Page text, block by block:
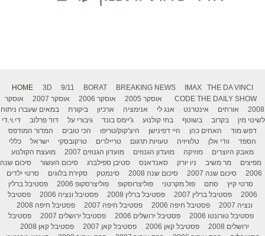
HOME 3D 9/11 BORAT BREAKING NEWS IMAX
THE DA VINCI
CODE THE DAILY SHOW אוסקר 2005 אוסקר 2006 אוסקר 2007
אוסקר
2008
אורחים אינטרנט אנג לי אנימציה ארכיון ביקורת
במאים שעברו ניתוח
לשינוי מין
בקרוב בשוטף בתי קולנוע ג'יימס בונד גיבורי על דוד פרלוב
די.וי.די
דפש מוד
האחים כהן היי דפינישן היצ'קוק/טריפו הכי טובים
המדור המודפס
הספד
וודי אלן טלוויזיה טעויות תרגום טריילרים טרקובסקי ישראל
כללי
מאבק היוצרים
מוזיקה מועדון הגנוזים מועדון הגנוזים 2007
מועצת הקולנוע
מפיצים
מר משיב ניו יורק סאנדאנס סטיבן ספילברג סיכום העשור
סיכום שנה
2006
סיכום שנה 2007 סיכום שנה 2008 סינמטק סקירת בלוגים
סרטי ילדים
סרטי קיץ
סתם פול מקרטני פוליצרוסקופ פוליצרסקופ 2006
פסטיבל ברלין
2006
פסטיבל ברלין 2007 פסטיבל ברלין 2008 פסטיבל ונציה 2006
פסטיבל
ונציה 2007
פסטיבל חיפה 2006 פסטיבל חיפה 2007
פסטיבל חיפה 2008
פסטיבל טורונטו 2006
פסטיבל ירושלים 2006 פסטיבל ירושלים 2007
פסטיבל
ירושלים 2008
פסטיבל קאן 2006 פסטיבל קאן 2007
פסטיבל קאן 2008